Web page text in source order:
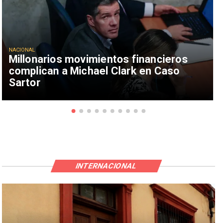
Millonarios movimientos financieros
complican a Michael Clark en Caso
Sartor
NACIONAL
INTERNACIONAL